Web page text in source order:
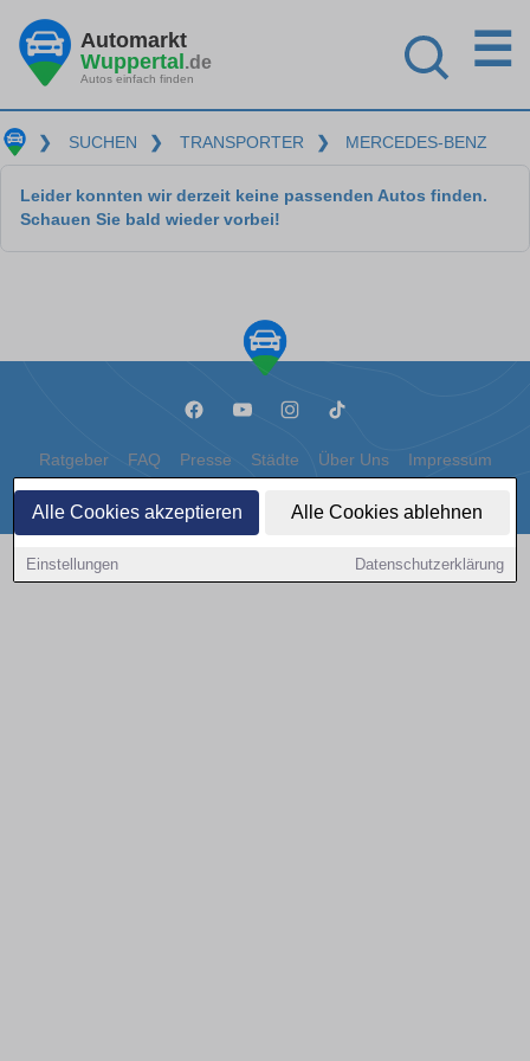
Alle Cookies akzeptieren Alle Cookies ablehnen
Einstellungen Datenschutzerklärung
Automarkt
Wuppertal.de
Autos einfach finden
☰
❯ SUCHEN ❯ TRANSPORTER ❯ MERCEDES-BENZ
Leider konnten wir derzeit keine passenden Autos finden.
Schauen Sie bald wieder vorbei!
Ratgeber FAQ Presse Städte Über Uns Impressum
Datenschutz Cookies
Copyright © 2000 - 2026 | 1A Infosysteme GmbH | Content by: 1a-sites-autos